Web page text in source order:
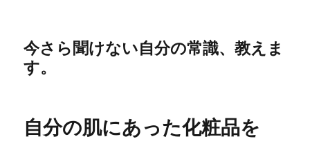
今さら聞けない自分の常識、教えま
す。
自分の肌にあった化粧品を